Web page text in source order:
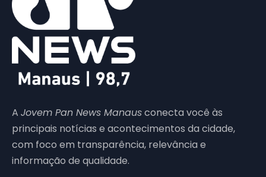
A Jovem Pan News Manausconecta você às
principais notícias e acontecimentos da cidade,
com foco em transparência, relevância e
informação de qualidade.